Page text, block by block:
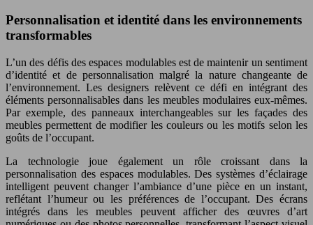
Personnalisation et identité dans les environnements
transformables
L’un des défis des espaces modulables est de maintenir un sentiment
d’identité et de personnalisation malgré la nature changeante de
l’environnement. Les designers relèvent ce défi en intégrant des
éléments personnalisables dans les meubles modulaires eux-mêmes.
Par exemple, des panneaux interchangeables sur les façades des
meubles permettent de modifier les couleurs ou les motifs selon les
goûts de l’occupant.
La technologie joue également un rôle croissant dans la
personnalisation des espaces modulables. Des systèmes d’éclairage
intelligent peuvent changer l’ambiance d’une pièce en un instant,
reflétant l’humeur ou les préférences de l’occupant. Des écrans
intégrés dans les meubles peuvent afficher des œuvres d’art